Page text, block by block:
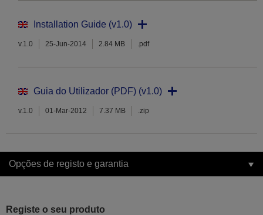
Installation Guide (v1.0)
v.1.0 25-Jun-2014 2.84 MB .pdf
Guia do Utilizador (PDF) (v1.0)
v.1.0 01-Mar-2012 7.37 MB .zip
Opções de registo e garantia
Registe o seu produto